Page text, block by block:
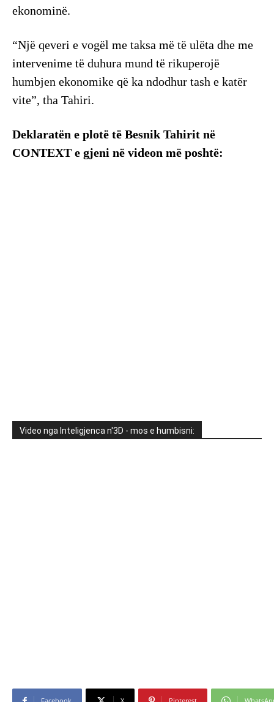
ekonominë.
“Një qeveri e vogël me taksa më të ulëta dhe me
intervenime të duhura mund të rikuperojë
humbjen ekonomike që ka ndodhur tash e katër
vite”, tha Tahiri.
Deklaratën e plotë të Besnik Tahirit në
CONTEXT e gjeni në videon më poshtë:
Video nga Inteligjenca n'3D - mos e humbisni: